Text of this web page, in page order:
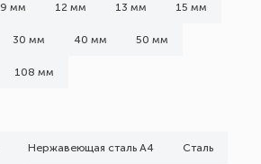
9 мм 12 мм 13 мм 15 мм
30 мм 40 мм 50 мм
108 мм
Нержавеющая сталь А4 Сталь